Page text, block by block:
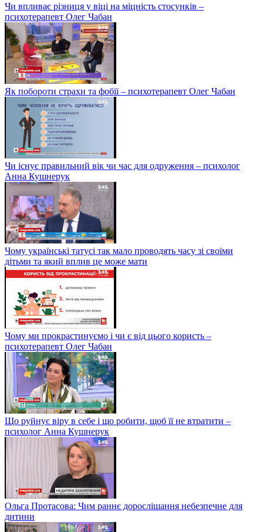
Чи впливає різниця у віці на міцність стосунків –
психотерапевт Олег Чабан
Як побороти страхи та фобії – психотерапевт Олег Чабан
Чи існує правильний вік чи час для одруження – психолог
Анна Кушнерук
Чому українські татусі так мало проводять часу зі своїми
дітьми та який вплив це може мати
Чому ми прокрастинуємо і чи є від цього користь –
психотерапевт Олег Чабан
Що руйнує віру в себе і що робити, щоб її не втратити –
психолог Анна Кушнерук
Ольга Протасова: Чим раннє дорослішання небезпечне для
дитини